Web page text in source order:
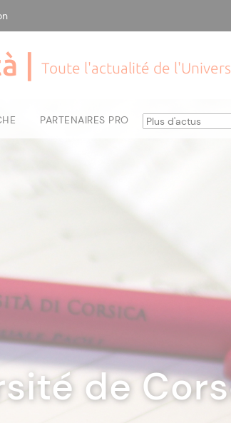
| Toute l'actualité de
PARTENAIRES PRO
de